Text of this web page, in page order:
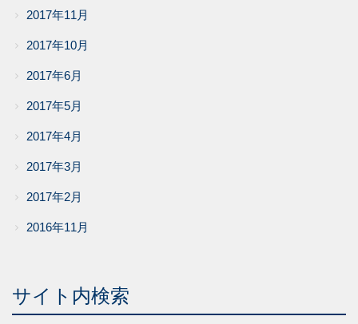
2017年11月
2017年10月
2017年6月
2017年5月
2017年4月
2017年3月
2017年2月
2016年11月
サイト内検索